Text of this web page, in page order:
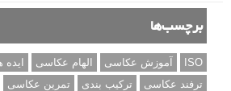
برچسب‌ها
ISO آموزش عکاسی الهام عکاسی
ترفند عکاسی
ترکیب بندی تمرین عکاسی